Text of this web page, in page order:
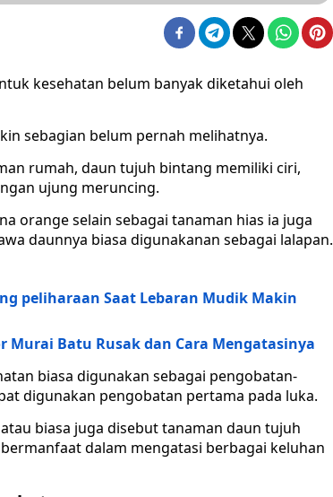
kesehatan belum banyak diketahui oleh
sebagian belum pernah melihatnya.
rumah, daun tujuh bintang memiliki ciri,
ujung meruncing.
orange selain sebagai tanaman hias ia juga
daunnya biasa digunakanan sebagai lalapan.
peliharaan Saat Lebaran Mudik Makin
Murai Batu Rusak dan Cara Mengatasinya
biasa digunakan sebagai pengobatan-
digunakan pengobatan pertama pada luka.
atau biasa juga disebut tanaman daun tujuh
dalam mengatasi berbagai keluhan